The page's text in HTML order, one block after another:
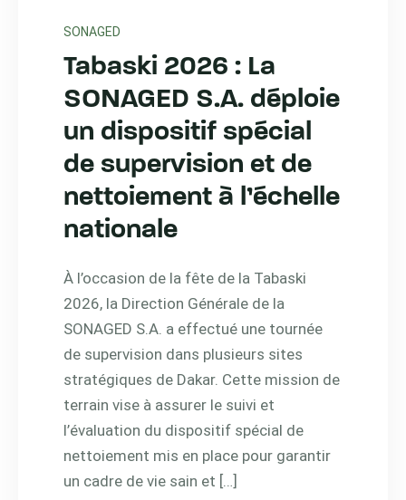
SONAGED
Tabaski 2026 : La
SONAGED S.A. déploie
un dispositif spécial
de supervision et de
nettoiement à l’échelle
nationale
À l’occasion de la fête de la Tabaski
2026, la Direction Générale de la
SONAGED S.A. a effectué une tournée
de supervision dans plusieurs sites
stratégiques de Dakar. Cette mission de
terrain vise à assurer le suivi et
l’évaluation du dispositif spécial de
nettoiement mis en place pour garantir
un cadre de vie sain et […]